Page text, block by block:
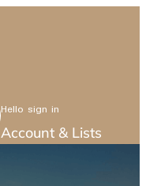
Hello sign in
Account & Lists